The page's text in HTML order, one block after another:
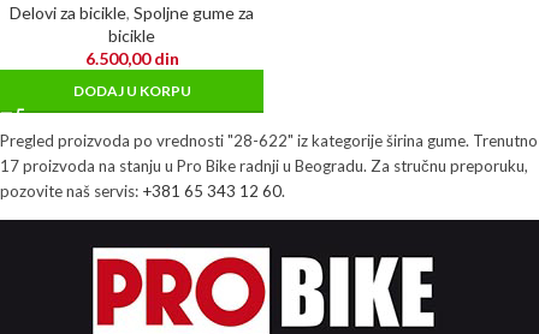
Delovi za bicikle, Spoljne gume za
bicikle
6.500,00din
DODAJ U KORPU
Pregled proizvoda po vrednosti "28-622" iz kategorije širina gume. Trenutno
17 proizvoda na stanju u Pro Bike radnji u Beogradu. Za stručnu preporuku,
pozovite naš servis: +381 65 343 12 60.